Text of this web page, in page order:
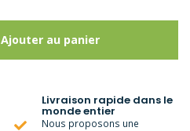
Ajouter au panier
Livraison rapide dans le
monde entier
Nous proposons une